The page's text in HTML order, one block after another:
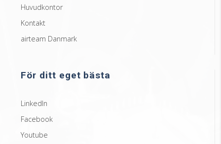
Huvudkontor
Kontakt
airteam Danmark
För ditt eget bästa
LinkedIn
Facebook
Youtube